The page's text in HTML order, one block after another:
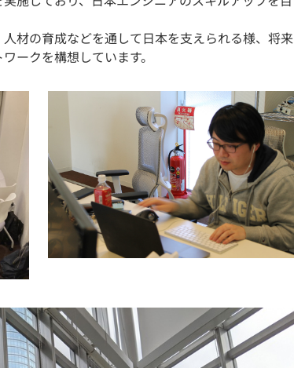
材の育成などを通して日本を支えられる様、将来
ークを構想しています。